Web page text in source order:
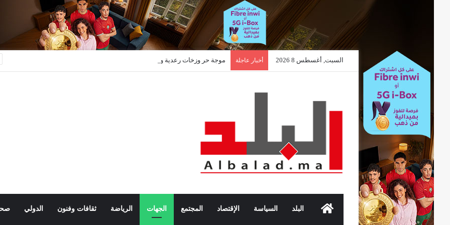
السبت, أغسطس 8 2026 أخبار عاجلة موجة حر وزخات رعدية وبَرَد تضرب عدداً من مناطق المملكة ابتداءً من اليوم
الرئيسيةالبلد السياسة الإقتصاد المجتمع الجهات الرياضة ثقافات وفنون الدولي